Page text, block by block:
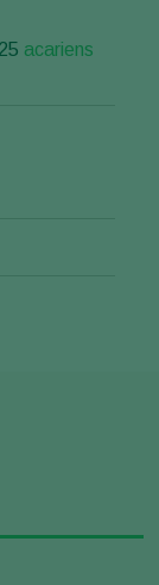
acariens